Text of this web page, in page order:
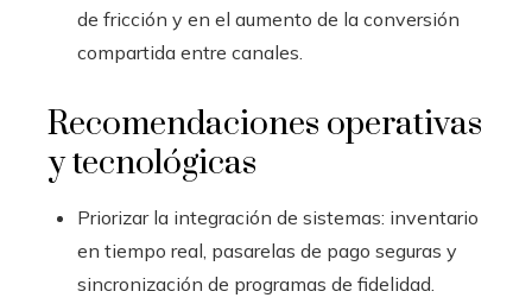
de fricción y en el aumento de la conversión
compartida entre canales.
Recomendaciones operativas
y tecnológicas
Priorizar la integración de sistemas: inventario
en tiempo real, pasarelas de pago seguras y
sincronización de programas de fidelidad.